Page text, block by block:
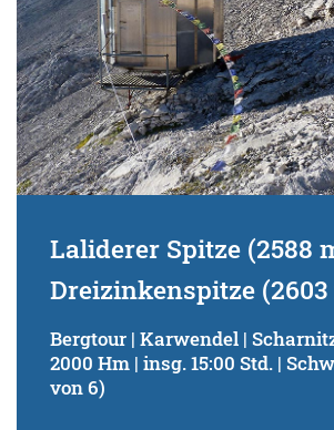
Laliderer Spitze (2588
Dreizinkenspitze (2603
Bergtour | Karwendel |
2000 Hm | insg. 15:00 Std. |
von 6)